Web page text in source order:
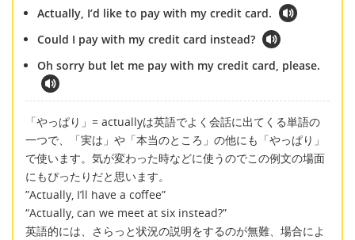
Actually, I’d like to pay with my credit card.
Could I pay with my credit card instead?
Oh sorry but let me pay with my credit card, please.
「やっぱり」= actuallyは英語でよく会話に出てくる単語の
一つで、「実は」や「本当のところ」の他にも「やっぱり」
で使います。気が変わった時などに使うのでこの例文の場面
にもぴったりだと思います。
”Actually, I’ll have a coffee”
“Actually, can we meet at six instead?”
英語的には、さらっと状況の説明をするのが無難、場合によ